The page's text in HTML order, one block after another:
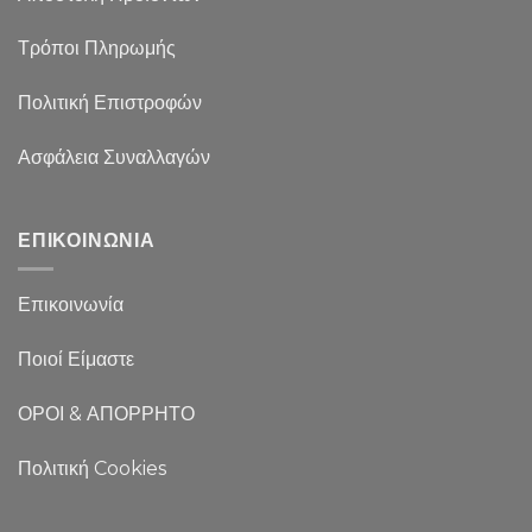
Τρόποι Πληρωμής
Πολιτική Επιστροφών
Ασφάλεια Συναλλαγών
ΕΠΙΚΟΙΝΩΝΙΑ
Επικοινωνία
Ποιοί Είμαστε
ΟΡΟΙ & ΑΠΟΡΡΗΤΟ
Πολιτική Cookies